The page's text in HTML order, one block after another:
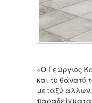
«Ο Γεώργιος
και το θάνατό
μεταξύ